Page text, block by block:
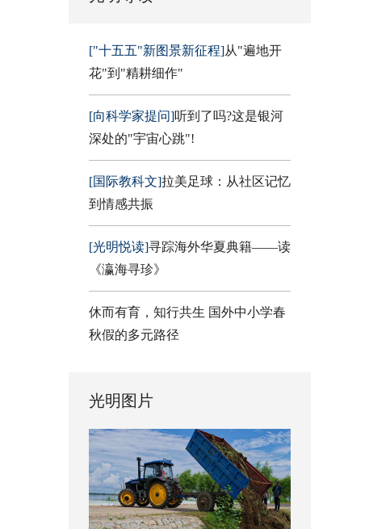
["十五五"新图景新征程]从"遍地开
花"到"精耕细作"
[向科学家提问]听到了吗?这是银河
深处的"宇宙心跳"!
[国际教科文]拉美足球：从社区记忆
到情感共振
[光明悦读]寻踪海外华夏典籍——读
《瀛海寻珍》
休而有育，知行共生 国外中小学春
秋假的多元路径
光明图片